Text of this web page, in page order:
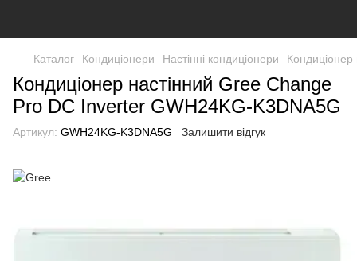
Каталог Кондиціонери Настінні кондиціонери
Кондиціонер настінний Gree Change
Pro DC Inverter GWH24KG-K3DNA5G
Артикул: GWH24KG-K3DNA5G Залишити відгук